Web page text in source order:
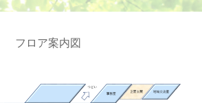
フロア案内図